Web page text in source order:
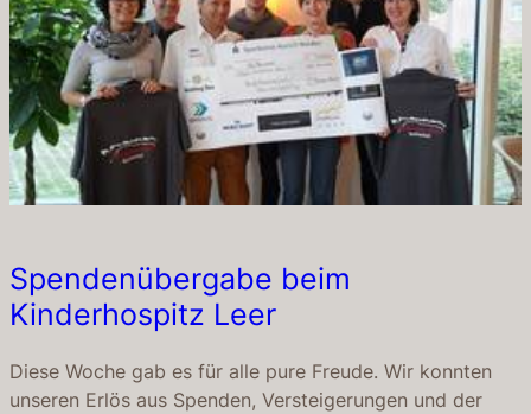
Spendenübergabe beim
Kinderhospitz Leer
Diese Woche gab es für alle pure Freude. Wir konnten
unseren Erlös aus Spenden, Versteigerungen und der